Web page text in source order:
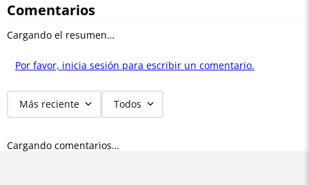
Comentarios
Cargando el resumen…
Por favor, inicia sesión para escribir un comentario.
Más reciente Todos
Cargando comentarios…